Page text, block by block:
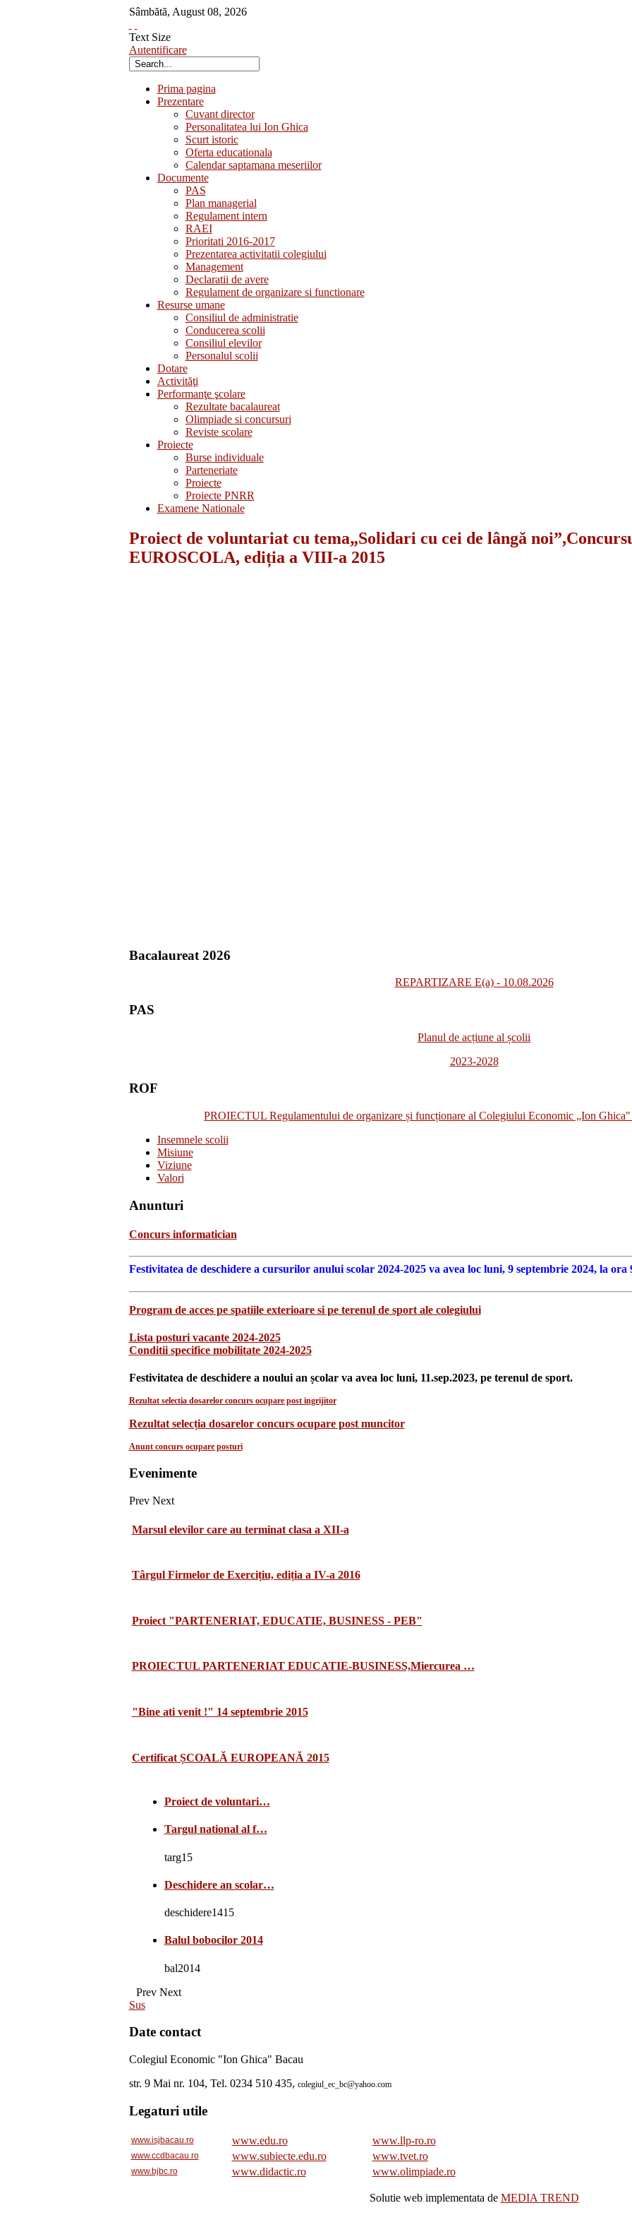
Sâmbătă, August 08, 2026
Text Size
Autentificare
Prima pagina
Prezentare
Cuvant director
Personalitatea lui Ion Ghica
Scurt istoric
Oferta educationala
Calendar saptamana meseriilor
Documente
PAS
Plan managerial
Regulament intern
RAEI
Prioritati 2016-2017
Prezentarea activitatii colegiului
Management
Declaratii de avere
Regulament de organizare si functionare
Resurse umane
Consiliul de administratie
Conducerea scolii
Consiliul elevilor
Personalul scolii
Dotare
Activităţi
Performanţe şcolare
Rezultate bacalaureat
Olimpiade si concursuri
Reviste scolare
Proiecte
Burse individuale
Parteneriate
Proiecte
Proiecte PNRR
Examene Nationale
Proiect de voluntariat cu tema„Solidari cu cei de lângă
EUROSCOLA, ediția a VIII-a 2015
Bacalaureat 2026
REPARTIZARE E(a) - 10.08.2026
PAS
Planul de acțiune al școlii
2023-2028
ROF
PROIECTUL Regulamentului de organizare și funcționare al Colegiului Economic „Ion Ghica"
Insemnele scolii
Misiune
Viziune
Valori
Anunturi
Concurs informatician
Festivitatea de deschidere a cursurilor anului scolar 2024-2025 va avea loc luni, 9 septembrie 2024, la ora
Program de acces pe spatiile exterioare si pe terenul de sport ale colegiului
Lista posturi vacante 2024-2025
Conditii specifice mobilitate 2024-2025
Festivitatea de deschidere a noului an școlar va avea loc luni, 11.sep.2023, pe terenul de sport.
Rezultat selectia dosarelor concurs ocupare post ingrijitor
Rezultat selecția dosarelor concurs ocupare post muncitor
Anunt concurs ocupare posturi
Evenimente
Prev Next
Marsul elevilor care au terminat clasa a XII-a
Târgul Firmelor de Exercițiu, ediția a IV-a 2016
Proiect "PARTENERIAT, EDUCATIE, BUSINESS - PEB"
PROIECTUL PARTENERIAT EDUCATIE-BUSINESS,Miercurea …
"Bine ati venit !" 14 septembrie 2015
Certificat ȘCOALĂ EUROPEANĂ 2015
Proiect de voluntari…
Targul national al f…
targ15
Deschidere an scolar…
deschidere1415
Balul bobocilor 2014
bal2014
Prev Next
Sus
Date contact
Colegiul Economic "Ion Ghica" Bacau
str. 9 Mai nr. 104, Tel. 0234 510 435, colegiul_ec_bc@yahoo.com
Legaturi utile
www.isjbacau.ro www.edu.ro www.llp-ro.ro
www.ccdbacau.ro www.subiecte.edu.ro www.tvet.ro
www.bjbc.ro www.didactic.ro www.olimpiade.ro
Solutie web implementata de MEDIA TREND